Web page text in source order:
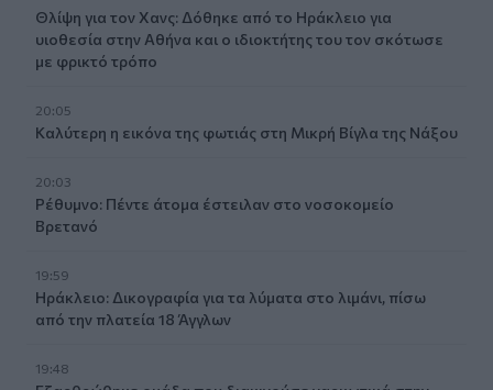
Θλίψη για τον Χανς: Δόθηκε από το Ηράκλειο για
υιοθεσία στην Αθήνα και ο ιδιοκτήτης του τον σκότωσε
με φρικτό τρόπο
20:05
Καλύτερη η εικόνα της φωτιάς στη Μικρή Βίγλα της Νάξου
20:03
Ρέθυμνο: Πέντε άτομα έστειλαν στο νοσοκομείο
Βρετανό
19:59
Ηράκλειο: Δικογραφία για τα λύματα στο λιμάνι, πίσω
από την πλατεία 18 Άγγλων
19:48